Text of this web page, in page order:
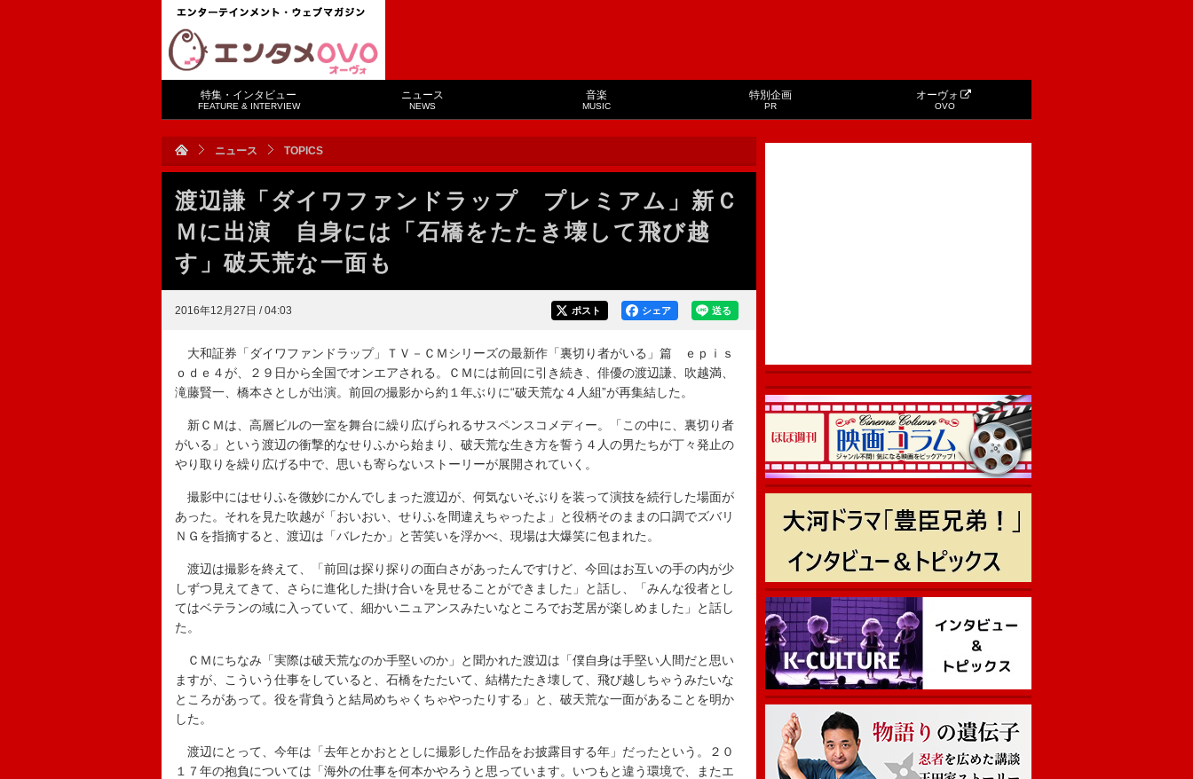
特集・インタビュー
FEATURE & INTERVIEW
ニュース
NEWS
音楽
MUSIC
特別企画
PR
オーヴォ
OVO
ニュース TOPICS
渡辺謙「ダイワファンドラップ プレミアム」新Ｃ
Ｍに出演 自身には「石橋をたたき壊して飛び越
す」破天荒な一面も
2016年12月27日 / 04:03 送る
シェア
ポスト
大和証券「ダイワファンドラップ」ＴＶ－ＣＭシリーズの最新作「裏切り者がいる」篇 ｅｐｉｓ
ｏｄｅ４が、２９日から全国でオンエアされる。ＣＭには前回に引き続き、俳優の渡辺謙、吹越満、
滝藤賢一、橋本さとしが出演。前回の撮影から約１年ぶりに“破天荒な４人組”が再集結した。
新ＣＭは、高層ビルの一室を舞台に繰り広げられるサスペンスコメディー。「この中に、裏切り者
がいる」という渡辺の衝撃的なせりふから始まり、破天荒な生き方を誓う４人の男たちが丁々発止の
やり取りを繰り広げる中で、思いも寄らないストーリーが展開されていく。
撮影中にはせりふを微妙にかんでしまった渡辺が、何気ないそぶりを装って演技を続行した場面が
あった。それを見た吹越が「おいおい、せりふを間違えちゃったよ」と役柄そのままの口調でズバリ
ＮＧを指摘すると、渡辺は「バレたか」と苦笑いを浮かべ、現場は大爆笑に包まれた。
渡辺は撮影を終えて、「前回は探り探りの面白さがあったんですけど、今回はお互いの手の内が少
しずつ見えてきて、さらに進化した掛け合いを見せることができました」と話し、「みんな役者とし
てはベテランの域に入っていて、細かいニュアンスみたいなところでお芝居が楽しめました」と話し
た。
ＣＭにちなみ「実際は破天荒なのか手堅いのか」と聞かれた渡辺は「僕自身は手堅い人間だと思い
ますが、こういう仕事をしていると、石橋をたたいて、結構たたき壊して、飛び越しちゃうみたいな
ところがあって。役を背負うと結局めちゃくちゃやったりする」と、破天荒な一面があることを明か
した。
渡辺にとって、今年は「去年とかおととしに撮影した作品をお披露目する年」だったという。２０
１７年の抱負については「海外の仕事を何本かやろうと思っています。いつもと違う環境で、またエ